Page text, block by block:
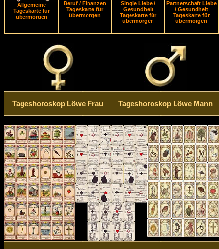
Allgemeine
Tageskarte für
übermorgen
Beruf / Finanzen
Tageskarte für
übermorgen
Single Liebe /
Gesundheit
Tageskarte für
übermorgen
Partnerschaft Liebe
/ Gesundheit
Tageskarte für
übermorgen
Tageshoroskop Löwe Frau Tageshoroskop Löwe Mann